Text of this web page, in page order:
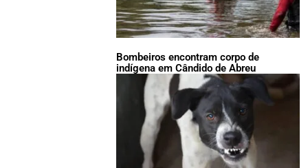
Bombeiros encontram corpo de
indígena em Cândido de Abreu